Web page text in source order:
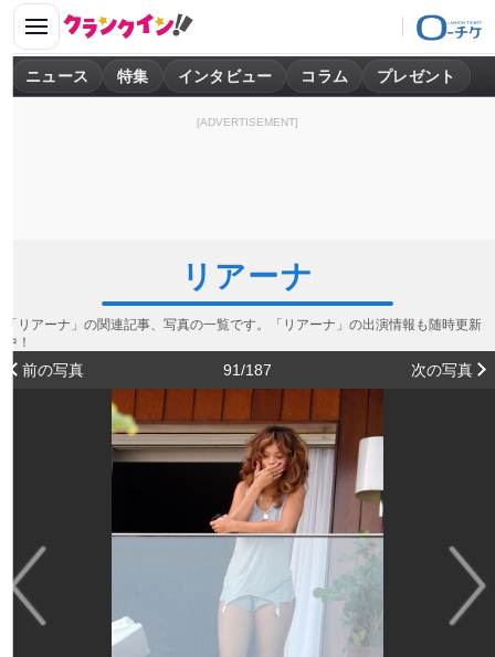
ニュース 特集 インタビュー コラム プレゼント
[ADVERTISEMENT]
リアーナ
「リアーナ」の関連記事、写真の一覧です。「リアーナ」の出演情報も随時更新
中！
前の写真 91/187 次の写真